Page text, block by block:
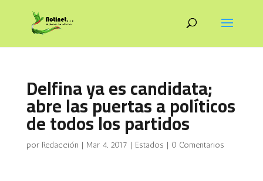
Delfina ya es candidata;
abre las puertas a políticos
de todos los partidos
por Redacción | Mar 4, 2017 | Estados | 0 Comentarios